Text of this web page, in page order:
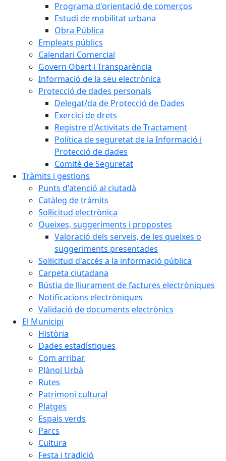
Programa d'orientació de comerços
Estudi de mobilitat urbana
Obra Pública
Empleats públics
Calendari Comercial
Govern Obert i Transparència
Informació de la seu electrònica
Protecció de dades personals
Delegat/da de Protecció de Dades
Exercici de drets
Registre d'Activitats de Tractament
Política de seguretat de la Informació i
Protecció de dades
Comitè de Seguretat
Tràmits i gestions
Punts d'atenció al ciutadà
Catàleg de tràmits
Sol·licitud electrònica
Queixes, suggeriments i propostes
Valoració dels serveis, de les queixes o
suggeriments presentades
Sol·licitud d'accés a la informació pública
Carpeta ciutadana
Bústia de lliurament de factures electròniques
Notificacions electròniques
Validació de documents electrònics
El Municipi
Història
Dades estadístiques
Com arribar
Plànol Urbà
Rutes
Patrimoni cultural
Platges
Espais verds
Parcs
Cultura
Festa i tradició